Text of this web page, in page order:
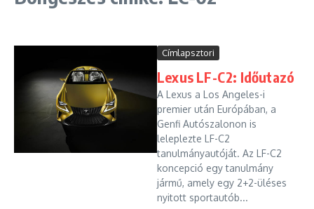
Címlapsztori
Lexus LF-C2: Időutazó
A Lexus a Los Angeles-i
premier után Európában, a
Genfi Autószalonon is
leleplezte LF-C2
tanulmányautóját. Az LF-C2
koncepció egy tanulmány
jármű, amely egy 2+2-üléses
nyitott sportautób...